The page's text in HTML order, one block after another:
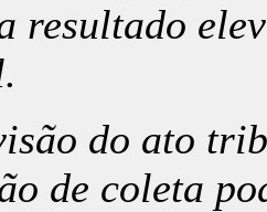
resultado
do ato
de coleta